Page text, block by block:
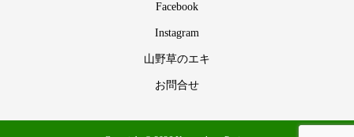
Facebook
Instagram
山野草のエキ
お問合せ